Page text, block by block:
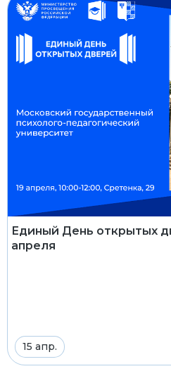
Единый День открытых
апреля
15 апр.